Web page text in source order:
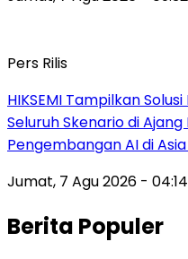
Pers Rilis
HIKSEMI Tampilkan
Seluruh Skenario di
Pengembangan AI di
Jumat, 7 Agu 2026 -
Berita Populer